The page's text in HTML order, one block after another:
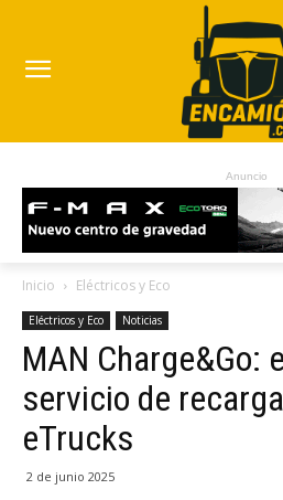
Anuncio
Inicio Eléctricos y Eco
Eléctricos y Eco Noticias
MAN Charge&Go:
servicio de
eTrucks
2 de junio 2025